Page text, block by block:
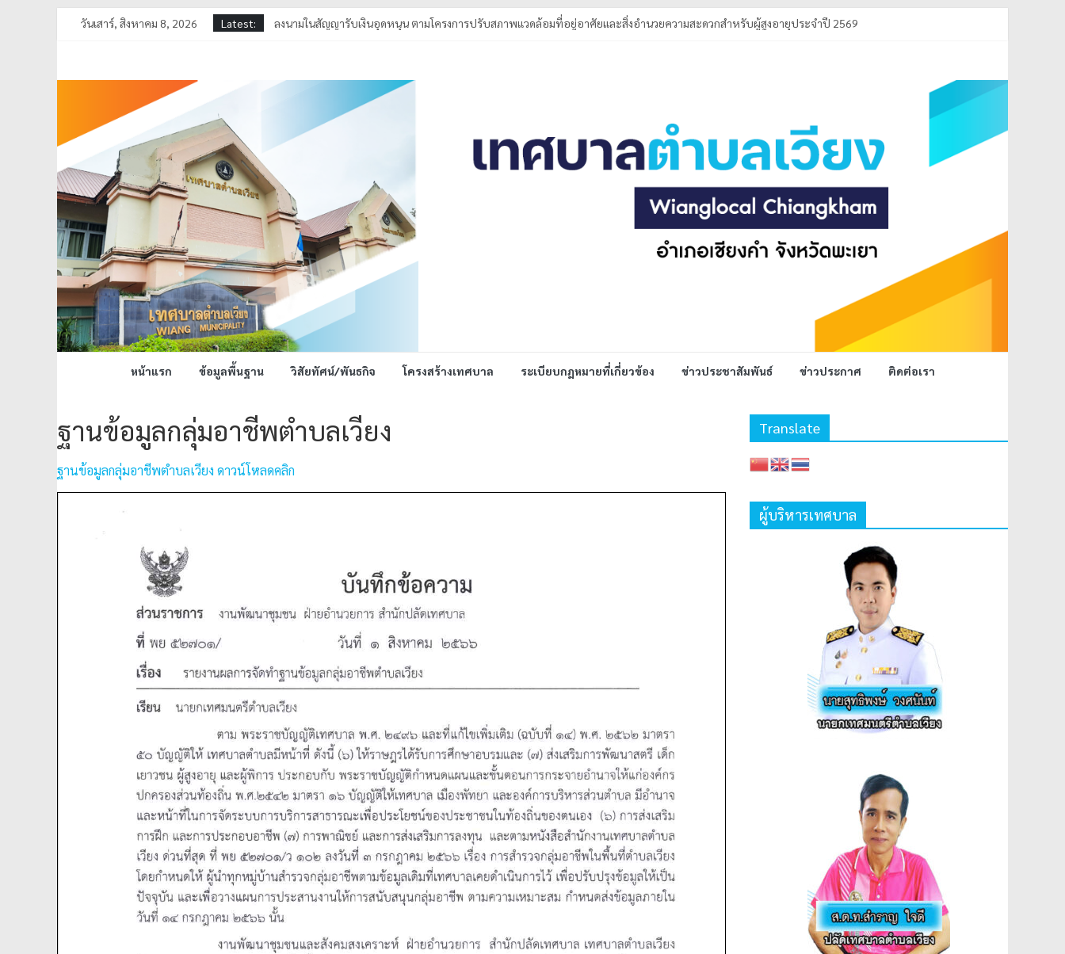
วันเสาร์, สิงหาคม 8, 2026 Latest:
ลงนามในสัญญารับเงินอุดหนุน ตามโครงการปรับสภาพแวดล้อมที่อยู่อาศัยและสิ่งอำนวยความสะดวกสำหรับผู้สูงอายุประจำปี 2569
ลงพื้นที่ตรวจสอบระดับน้ำ เหมืองหลวงบ้านล้า หมู่ที่ 4 ตำบลเวียง อำเภอเชียงคำ จังหวัดพะเยา
หน้าแรก ข้อมูลพื้นฐาน วิสัยทัศน์/พันธกิจ โครงสร้างเทศบาล ระเบียบกฎหมายที่เกี่ยวข้อง ข่าวประชาสัมพันธ์ ข่าวประกาศ ติดต่อเรา
ฐานข้อมูลกลุ่มอาชีพตำบลเวียง
ฐานข้อมูลกลุ่มอาชีพตำบลเวียง ดาวน์โหลดคลิก
Translate
ผู้บริหารเทศบาล